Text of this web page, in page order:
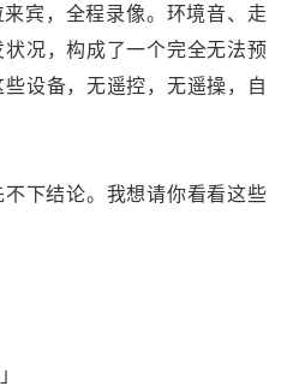
宾，全程录像。环境音、走
况，构成了一个完全无法预
设备，无遥控，无遥操，自
下结论。我想请你看看这些